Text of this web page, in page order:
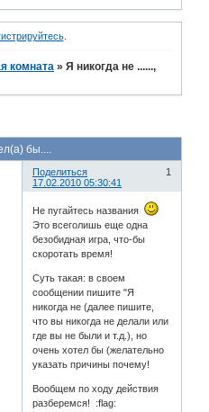
.
комната »Я никогда не ......,
бы....
Поделиться
1
17.02.2010 05:30:41
Не пугайтесь названия
Это всеголишь еще одна
безобидная игра, что-бы
скоротать время!
Суть такая: в своем
сообщении пишите "Я
никогда не (далее пишите,
что вы никогда не делали или
где вы не были и т.д.), но
очень хотел бы (желательно
указать причины почему!
Вообщем по ходу действия
разберемся! :flag: